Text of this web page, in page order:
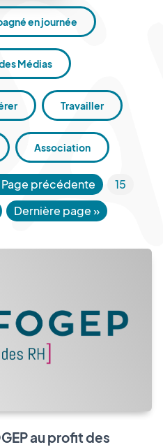
en journée
Médias
Travailler
Association
Page précédente
15
Dernière page»
au profit des